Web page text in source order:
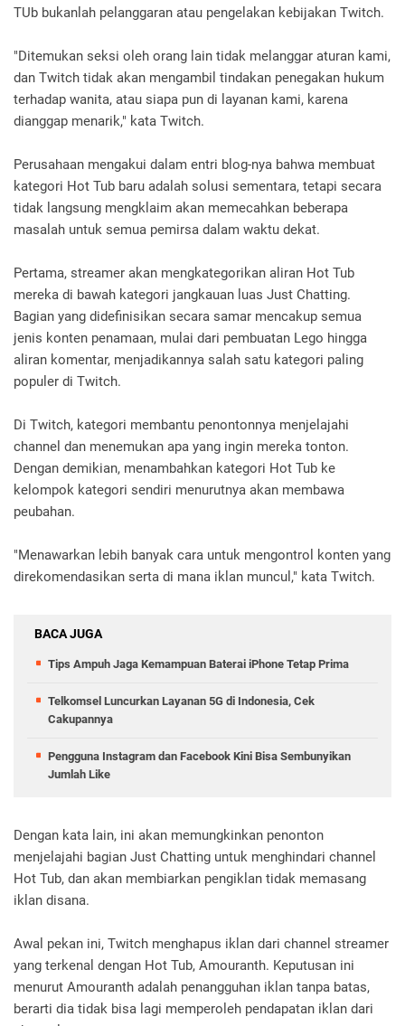
TUb bukanlah pelanggaran atau pengelakan kebijakan Twitch.
"Ditemukan seksi oleh orang lain tidak melanggar aturan kami,
dan Twitch tidak akan mengambil tindakan penegakan hukum
terhadap wanita, atau siapa pun di layanan kami, karena
dianggap menarik," kata Twitch.
Perusahaan mengakui dalam entri blog-nya bahwa membuat
kategori Hot Tub baru adalah solusi sementara, tetapi secara
tidak langsung mengklaim akan memecahkan beberapa
masalah untuk semua pemirsa dalam waktu dekat.
Pertama, streamer akan mengkategorikan aliran Hot Tub
mereka di bawah kategori jangkauan luas Just Chatting.
Bagian yang didefinisikan secara samar mencakup semua
jenis konten penamaan, mulai dari pembuatan Lego hingga
aliran komentar, menjadikannya salah satu kategori paling
populer di Twitch.
Di Twitch, kategori membantu penontonnya menjelajahi
channel dan menemukan apa yang ingin mereka tonton.
Dengan demikian, menambahkan kategori Hot Tub ke
kelompok kategori sendiri menurutnya akan membawa
peubahan.
"Menawarkan lebih banyak cara untuk mengontrol konten yang
direkomendasikan serta di mana iklan muncul," kata Twitch.
BACA JUGA
Tips Ampuh Jaga Kemampuan Baterai iPhone Tetap Prima
Telkomsel Luncurkan Layanan 5G di Indonesia, Cek
Cakupannya
Pengguna Instagram dan Facebook Kini Bisa Sembunyikan
Jumlah Like
Dengan kata lain, ini akan memungkinkan penonton
menjelajahi bagian Just Chatting untuk menghindari channel
Hot Tub, dan akan membiarkan pengiklan tidak memasang
iklan disana.
Awal pekan ini, Twitch menghapus iklan dari channel streamer
yang terkenal dengan Hot Tub, Amouranth. Keputusan ini
menurut Amouranth adalah penangguhan iklan tanpa batas,
berarti dia tidak bisa lagi memperoleh pendapatan iklan dari